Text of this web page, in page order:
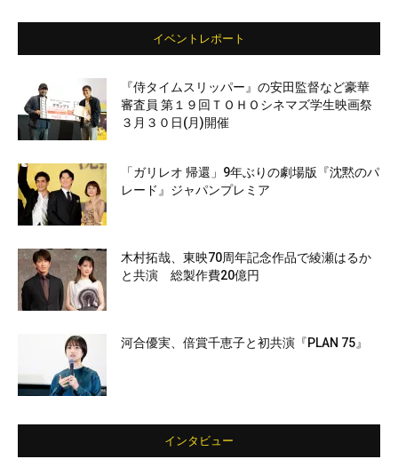
イベントレポート
『侍タイムスリッパー』の安田監督など豪華
審査員 第１９回ＴＯＨＯシネマズ学生映画祭
３月３０日(月)開催
「ガリレオ 帰還」9年ぶりの劇場版『沈黙のパ
レード』ジャパンプレミア
木村拓哉、東映70周年記念作品で綾瀬はるか
と共演 総製作費20億円
河合優実、倍賞千恵子と初共演『PLAN 75』
インタビュー